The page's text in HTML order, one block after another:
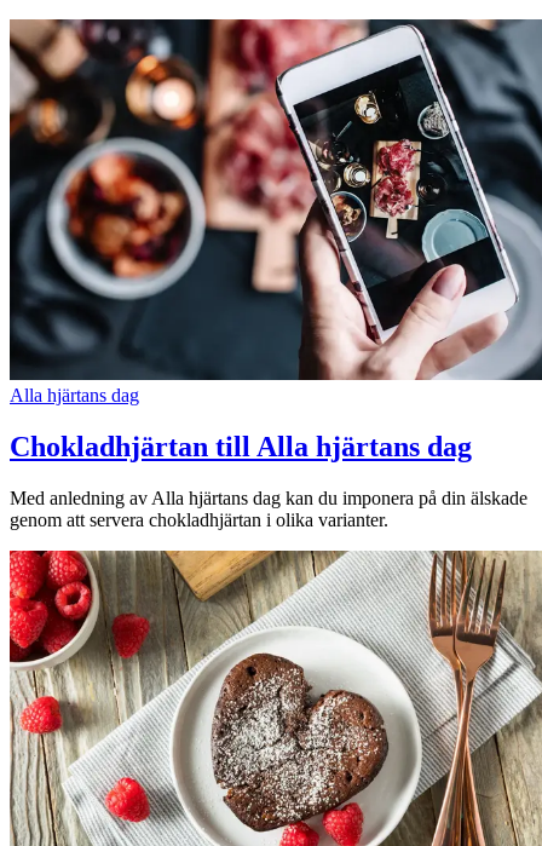
Sök
Öppettider
Praktisk information
Lediga jobb
Magasin
Presentkort
Min Shopping-app
Alla hjärtans dag
Chokladhjärtan till Alla hjärtans dag
Med anledning av Alla hjärtans dag kan du imponera på din älskade
genom att servera chokladhjärtan i olika varianter.